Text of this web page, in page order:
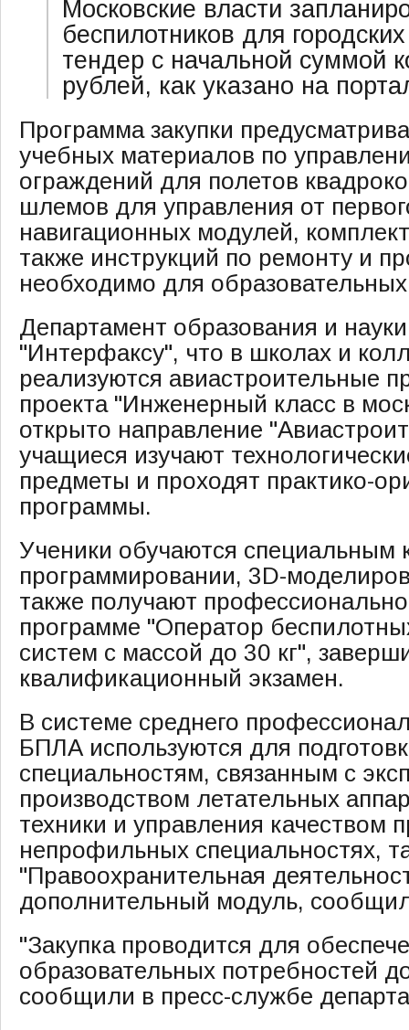
Московские власти
беспилотников для
тендер с начальной суммой
рублей, как указано на
Программа закупки
учебных материалов по
ограждений для полетов
шлемов для управления от
навигационных модулей,
также инструкций по ремонту и
необходимо для
Департамент образования и
"Интерфаксу", что в школах и
реализуются авиастроительные
проекта "Инженерный класс в
открыто направление
учащиеся изучают
предметы и проходят практико-
программы.
Ученики обучаются специальным
программировании, 3D-
также получают
программе "Оператор
систем с массой до 30 кг",
квалификационный экзамен.
В системе среднего
БПЛА используются для
специальностям, связанным с
производством летательных
техники и управления качеством
непрофильных специальностях,
"Правоохранительная
дополнительный модуль,
"Закупка проводится для
образовательных потребностей
сообщили в пресс-службе